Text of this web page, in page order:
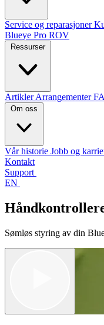
Service og reparasjoner
Blueye Pro ROV
Ressurser
ArtiklerArrangementer
Om oss
Vår historie Jobb og
Kontakt
Support
EN
Sømløs styring av din